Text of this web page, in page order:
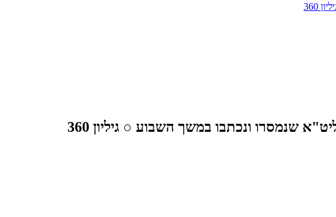
360
שנמסרו ונכתבו במשך השבוע ○ גיליון 360